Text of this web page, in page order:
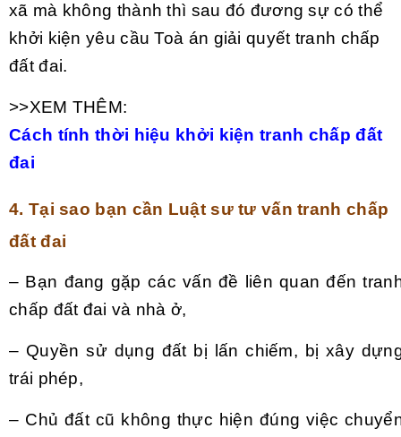
xã mà không thành thì sau đó đương sự có thể
khởi kiện yêu cầu Toà án giải quyết tranh chấp
đất đai.
>>XEM THÊM:
Cách tính thời hiệu khởi kiện tranh chấp đất
đai
4. Tại sao bạn cần Luật sư tư vấn tranh chấp
đất đai
– Bạn đang gặp các vấn đề liên quan đến
chấp đất đai và nhà ở,
– Quyền sử dụng đất bị lấn chiếm, bị xây
trái phép,
– Chủ đất cũ không thực hiện đúng việc